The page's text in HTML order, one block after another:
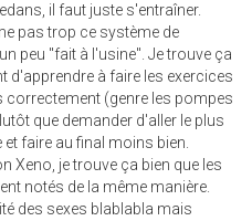
il faut juste s'entraîner.
pas trop ce système de
peu "fait à l'usine". Je trouve ça
d'apprendre à faire les exercices
correctement (genre les pompes
que demander d'aller le plus
faire au final moins bien.
Xeno, je trouve ça bien que les
notés de la même manière.
des sexes blablabla mais